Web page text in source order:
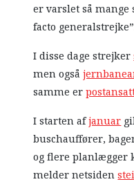
er varslet så mange
facto
I disse dage strejker
men også
samme er
I starten afjanuar
buschauffører,
og flere
melder netsiden